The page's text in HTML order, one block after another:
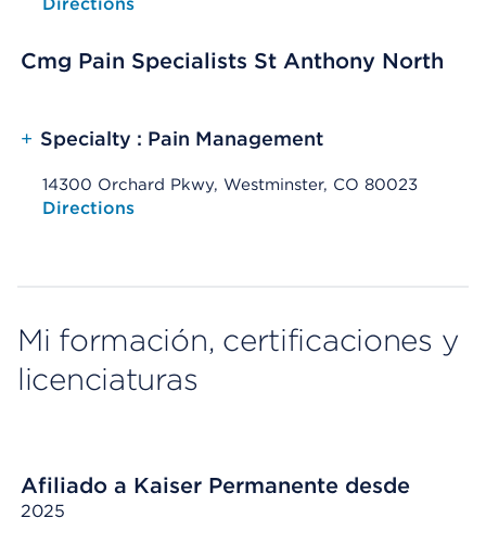
Cmg Pain Specialists St Anthony North
+ Specialty : Pain Management
14300 Orchard Pkwy, Westminster, CO 80023
Opens native map application on mobile devices
Directions
Mi formación, certificaciones y
licenciaturas
Afiliado a Kaiser Permanente desde
2025